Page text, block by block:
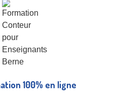
100% en ligne